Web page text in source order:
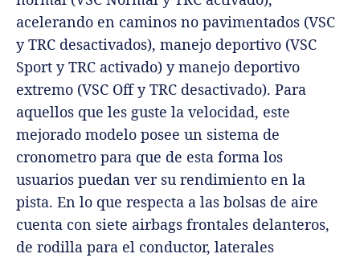
acelerando en caminos no pavimentados (VSC
y TRC desactivados), manejo deportivo (VSC
Sport y TRC activado) y manejo deportivo
extremo (VSC Off y TRC desactivado). Para
aquellos que les guste la velocidad, este
mejorado modelo posee un sistema de
cronometro para que de esta forma los
usuarios puedan ver su rendimiento en la
pista. En lo que respecta a las bolsas de aire
cuenta con siete airbags frontales delanteros,
de rodilla para el conductor, laterales